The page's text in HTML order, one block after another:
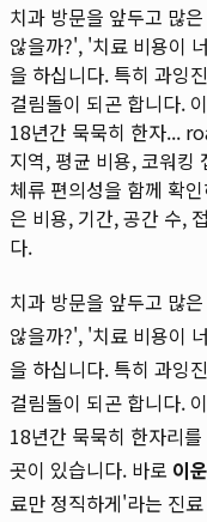
치과 방문을 앞두고 많
않을까?', '치료 비용이
을 하십니다. 특히 과잉
걸림돌이 되곤 합니다.
18년간 묵묵히 한자...
지역, 평균 비용, 코워킹
체류 편의성을 함께 확
은 비용, 기간, 공간 수,
다.
치과 방문을 앞두고 많
않을까?', '치료 비용이
을 하십니다. 특히 과잉
걸림돌이 되곤 합니다.
18년간 묵묵히 한자리
곳이 있습니다. 바로 이
료만 정직하게'라는 진